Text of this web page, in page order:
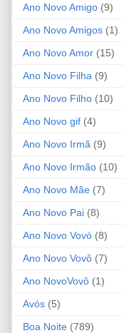
Ano Novo Amigo (9)
Ano Novo Amigos (1)
Ano Novo Amor (15)
Ano Novo Filha (9)
Ano Novo Filho (10)
Ano Novo gif (4)
Ano Novo Irmã (9)
Ano Novo Irmão (10)
Ano Novo Mãe (7)
Ano Novo Pai (8)
Ano Novo Vovó (8)
Ano Novo Vovô (7)
Ano NovoVovô (1)
Avós (5)
Boa Noite (789)